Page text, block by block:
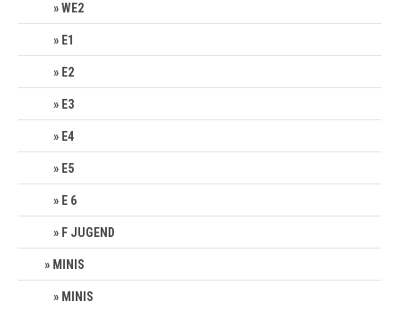
WE2
E1
E2
E3
E4
E5
E 6
F JUGEND
MINIS
MINIS